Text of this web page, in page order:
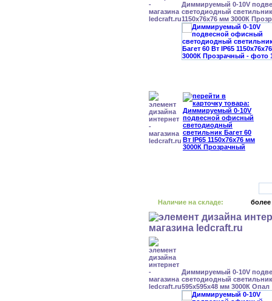
Диммируемый 0-10V
светодиодный светильник
1150x76x76 мм 3000К
Наличие на складе: более
Диммируемый 0-10V
светодиодный
595x595x48 мм 3000К Опал